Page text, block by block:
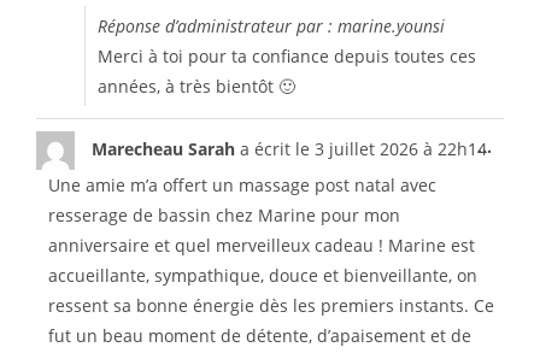
Réponse d’administrateur par : marine.younsi
Merci à toi pour ta confiance depuis toutes ces
années, à très bientôt 🙂
Marecheau Sarah a écrit le 3 juillet 2026 à 22h14
Une amie m’a offert un massage post natal avec
resserage de bassin chez Marine pour mon
anniversaire et quel merveilleux cadeau ! Marine est
accueillante, sympathique, douce et bienveillante, on
ressent sa bonne énergie dès les premiers instants. Ce
fut un beau moment de détente, d’apaisement et de
...